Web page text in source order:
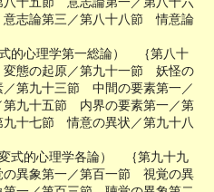
志論第三／第八十八節 情意論
的心理学第一総論） ｛第八十
態の起原／第九十一節 妖怪の
第九十三節 中間の要素第一／
九十五節 内界の要素第一／第
十七節 情意の異状／第九十八
式的心理学各論） ｛第九十九
異象第一／第百一節 視覚の異